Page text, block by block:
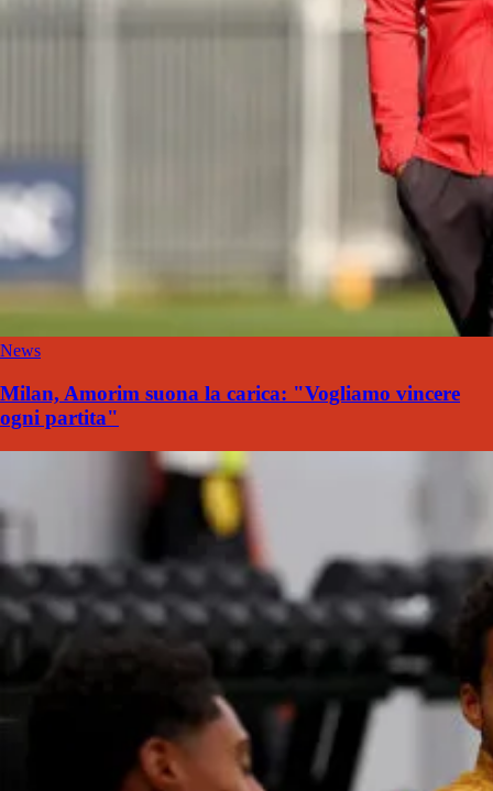
News
Milan, Amorim suona la carica: "Vogliamo vincere
ogni partita"